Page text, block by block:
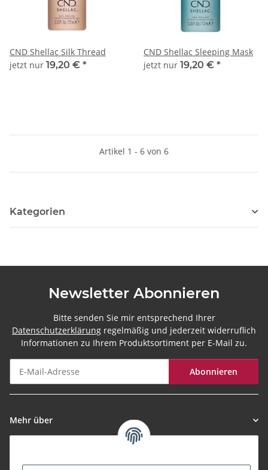
CND Shellac Silk Thread
jetzt nur 19,20 € *
CND Shellac Sleeping Mask
jetzt nur 19,20 € *
Artikel 1 - 6 von 6
Kategorien
Newsletter Abonnieren
Bitte senden Sie mir entsprechend Ihrer
Datenschutzerklärung regelmäßig und jederzeit widerruflich
Informationen zu Ihrem Produktsortiment per E-Mail zu.
Abonnieren
Mehr über